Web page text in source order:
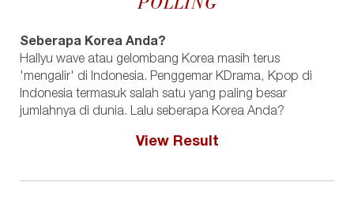
POLLING
Seberapa Korea Anda?
Hallyu wave atau gelombang Korea masih terus
'mengalir' di Indonesia. Penggemar KDrama, Kpop di
Indonesia termasuk salah satu yang paling besar
jumlahnya di dunia. Lalu seberapa Korea Anda?
View Result